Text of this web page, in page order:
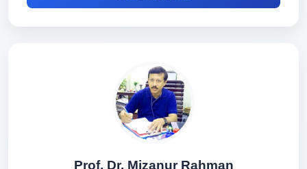
Prof. Dr. Mizanur Rahman